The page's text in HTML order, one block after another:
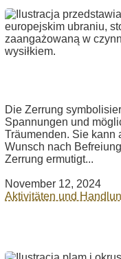
Die Zerrung
Spannungen und
Träumenden. Sie kann
Wunsch nach
Zerrung ermutigt...
November 12, 2024
Aktivitäten und